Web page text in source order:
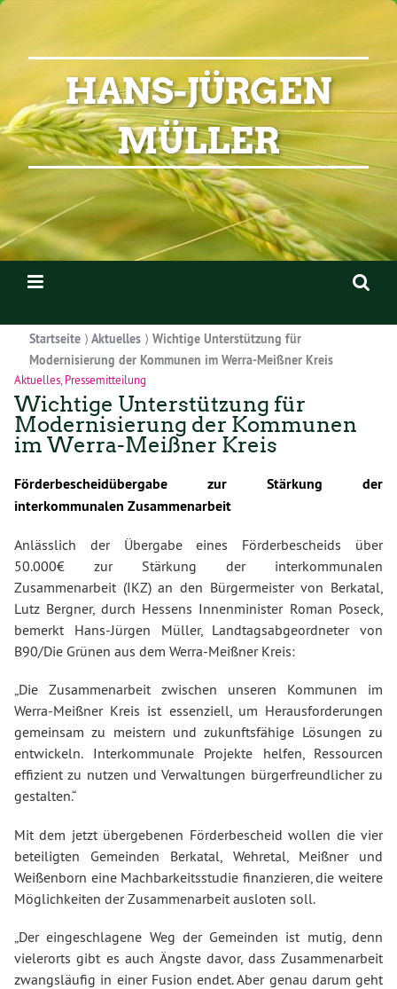
HANS-JÜRGEN
MÜLLER
Startseite ⟩ Aktuelles ⟩ Wichtige Unterstützung für
Modernisierung der Kommunen im Werra-Meißner Kreis
Aktuelles Pressemitteilung
Wichtige Unterstützung für
Modernisierung der Kommunen
im Werra-Meißner Kreis
Förderbescheidübergabe zur Stärkung der
interkommunalen Zusammenarbeit
Anlässlich der Übergabe eines Förderbescheids über
50.000€ zur Stärkung der interkommunalen
Zusammenarbeit (IKZ) an den Bürgermeister von Berkatal,
Lutz Bergner, durch Hessens Innenminister Roman Poseck,
bemerkt Hans-Jürgen Müller, Landtagsabgeordneter von
B90/Die Grünen aus dem Werra-Meißner Kreis:
„Die Zusammenarbeit zwischen unseren Kommunen im
Werra-Meißner Kreis ist essenziell, um Herausforderungen
gemeinsam zu meistern und zukunftsfähige Lösungen zu
entwickeln. Interkommunale Projekte helfen, Ressourcen
effizient zu nutzen und Verwaltungen bürgerfreundlicher zu
gestalten.“
Mit dem jetzt übergebenen Förderbescheid wollen die vier
beteiligten Gemeinden Berkatal, Wehretal, Meißner und
Weißenborn eine Machbarkeitsstudie finanzieren, die weitere
Möglichkeiten der Zusammenarbeit ausloten soll.
„Der eingeschlagene Weg der Gemeinden ist mutig, denn
vielerorts gibt es auch Ängste davor, dass Zusammenarbeit
zwangsläufig in einer Fusion endet. Aber genau darum geht